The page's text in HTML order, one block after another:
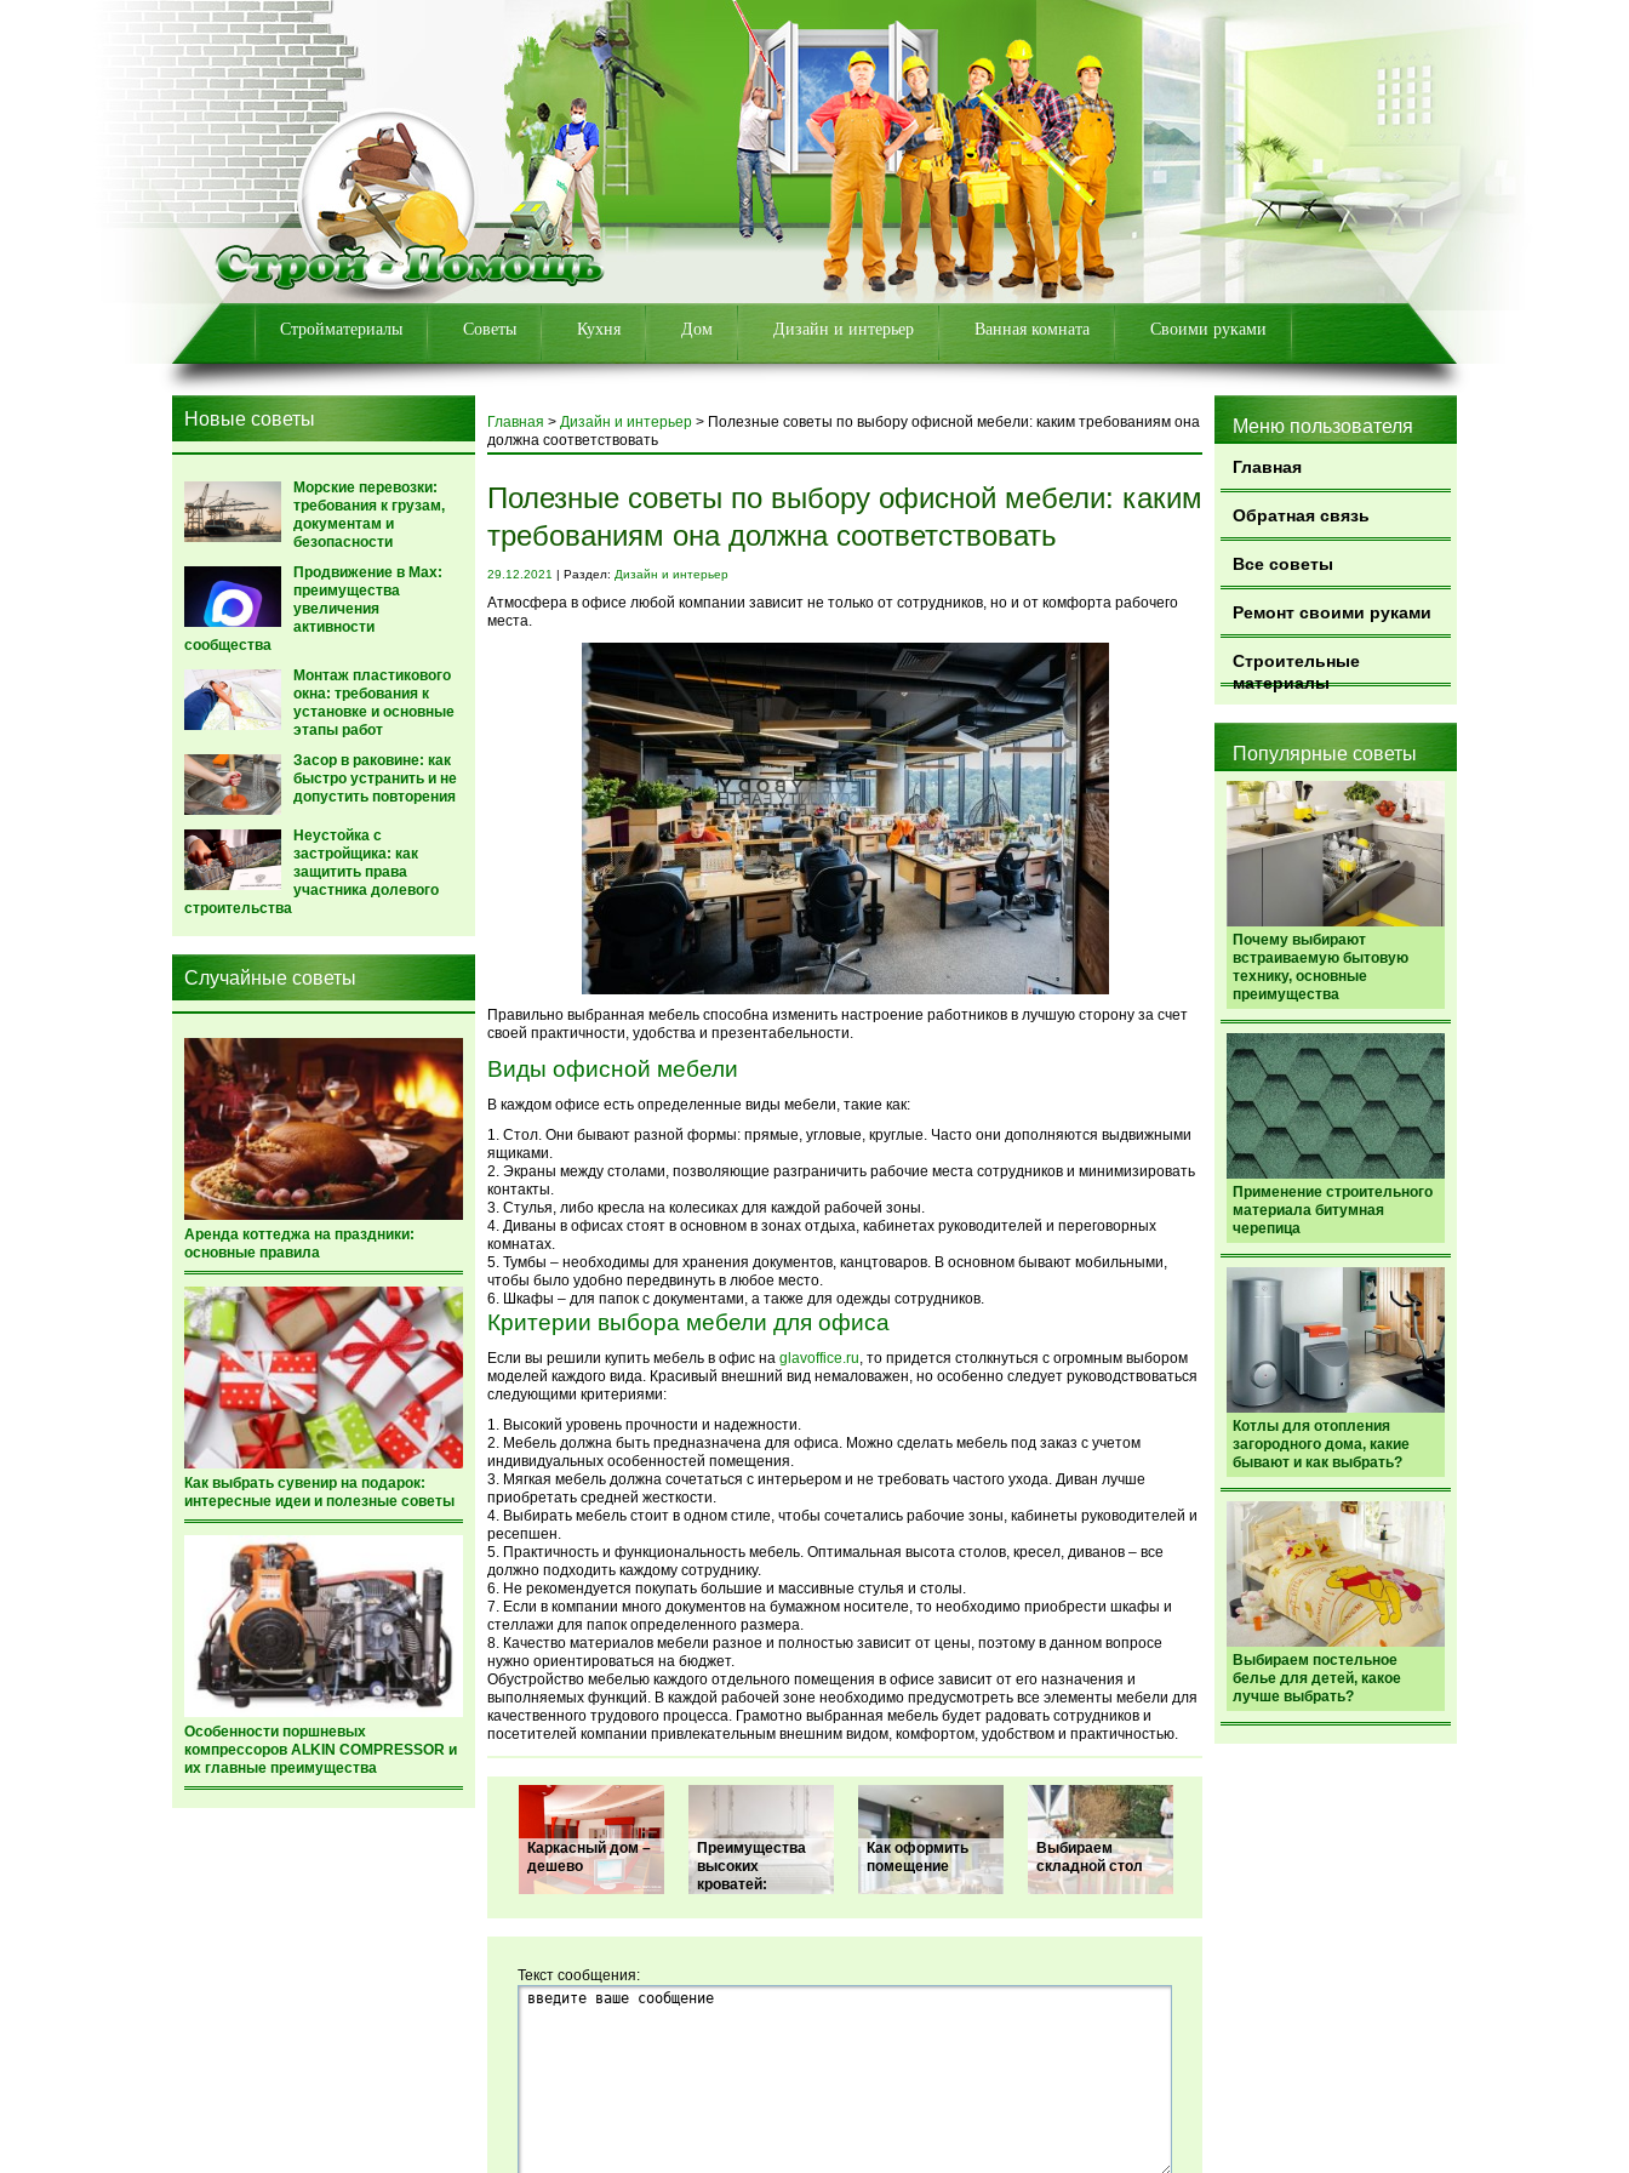
Стройматериалы Советы Кухня Дом Дизайн и интерьер Ванная комната Своими руками
Новые советы
Морские перевозки:
требования к грузам,
документам и
безопасности
Продвижение в Max:
преимущества
увеличения
активности
сообщества
Монтаж пластикового
окна: требования к
установке и основные
этапы работ
Засор в раковине: как
быстро устранить и не
допустить повторения
Неустойка с
застройщика: как
защитить права
участника долевого
строительства
Случайные советы
Аренда коттеджа на праздники:
основные правила
Как выбрать сувенир на подарок:
интересные идеи и полезные советы
Особенности поршневых
компрессоров ALKIN COMPRESSOR и
их главные преимущества
Меню пользователя
Главная
Обратная связь
Все советы
Ремонт своими руками
Строительные
материалы
Популярные советы
Почему выбирают
встраиваемую бытовую
технику, основные
преимущества
Применение строительного
материала битумная
черепица
Котлы для отопления
загородного дома, какие
бывают и как выбрать?
Выбираем постельное
белье для детей, какое
лучше выбрать?
Главная > Дизайн и интерьер > Полезные советы по выбору офисной мебели: каким требованиям она
должна соответствовать
Полезные советы по выбору офисной мебели: каким
требованиям она должна соответствовать
29.12.2021 | Раздел: Дизайн и интерьер
Атмосфера в офисе любой компании зависит не только от сотрудников, но и от комфорта рабочего
места.
Правильно выбранная мебель способна изменить настроение работников в лучшую сторону за счет
своей практичности, удобства и презентабельности.
Виды офисной мебели
В каждом офисе есть определенные виды мебели, такие как:
Стол. Они бывают разной формы: прямые, угловые, круглые. Часто они дополняются выдвижными
ящиками.
Экраны между столами, позволяющие разграничить рабочие места сотрудников и минимизировать
контакты.
Стулья, либо кресла на колесиках для каждой рабочей зоны.
Диваны в офисах стоят в основном в зонах отдыха, кабинетах руководителей и переговорных
комнатах.
Тумбы – необходимы для хранения документов, канцтоваров. В основном бывают мобильными,
чтобы было удобно передвинуть в любое место.
Шкафы – для папок с документами, а также для одежды сотрудников.
Критерии выбора мебели для офиса
Если вы решили купить мебель в офис на glavoffice.ru, то придется столкнуться с огромным выбором
моделей каждого вида. Красивый внешний вид немаловажен, но особенно следует руководствоваться
следующими критериями:
Высокий уровень прочности и надежности.
Мебель должна быть предназначена для офиса. Можно сделать мебель под заказ с учетом
индивидуальных особенностей помещения.
Мягкая мебель должна сочетаться с интерьером и не требовать частого ухода. Диван лучше
приобретать средней жесткости.
Выбирать мебель стоит в одном стиле, чтобы сочетались рабочие зоны, кабинеты руководителей и
ресепшен.
Практичность и функциональность мебель. Оптимальная высота столов, кресел, диванов – все
должно подходить каждому сотруднику.
Не рекомендуется покупать большие и массивные стулья и столы.
Если в компании много документов на бумажном носителе, то необходимо приобрести шкафы и
стеллажи для папок определенного размера.
Качество материалов мебели разное и полностью зависит от цены, поэтому в данном вопросе
нужно ориентироваться на бюджет.
Обустройство мебелью каждого отдельного помещения в офисе зависит от его назначения и
выполняемых функций. В каждой рабочей зоне необходимо предусмотреть все элементы мебели для
качественного трудового процесса. Грамотно выбранная мебель будет радовать сотрудников и
посетителей компании привлекательным внешним видом, комфортом, удобством и практичностью.
Каркасный дом –
дешево
Преимущества
высоких
кроватей:
Как оформить
помещение
Выбираем
складной стол
Текст сообщения: